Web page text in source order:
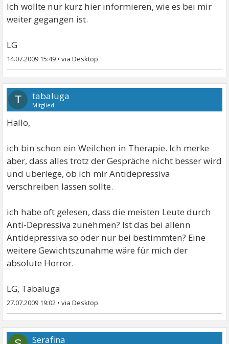
Ich wollte nur kurz hier informieren, wie es bei mir
weiter gegangen ist.
LG
14.07.2009 15:49 •
T tabaluga
Mitglied
Hallo,
ich bin schon ein Weilchen in Therapie. Ich merke
aber, dass alles trotz der Gespräche nicht besser wird
und überlege, ob ich mir Antidepressiva
verschreiben lassen sollte.
ich habe oft gelesen, dass die meisten Leute durch
Anti-Depressiva zunehmen? Ist das bei allenn
Antidepressiva so oder nur bei bestimmten? Eine
weitere Gewichtszunahme wäre für mich der
absolute Horror.
LG, Tabaluga
27.07.2009 19:02 •
Serafina